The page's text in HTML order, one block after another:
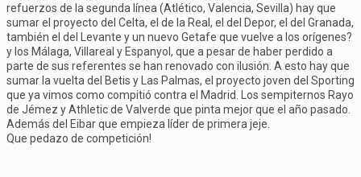
refuerzos de la segunda línea (Atlético, Valencia, Sevilla) hay que
sumar el proyecto del Celta, el de la Real, el del Depor, el del Granada,
también el del Levante y un nuevo Getafe que vuelve a los orígenes?
y los Málaga, Villareal y Espanyol, que a pesar de haber perdido a
parte de sus referentes se han renovado con ilusión. A esto hay que
sumar la vuelta del Betis y Las Palmas, el proyecto joven del Sporting
que ya vimos como compitió contra el Madrid. Los sempiternos Rayo
de Jémez y Athletic de Valverde que pinta mejor que el año pasado.
Además del Eibar que empieza líder de primera jeje.
Que pedazo de competición!